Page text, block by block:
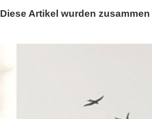
Diese Artikel wurden